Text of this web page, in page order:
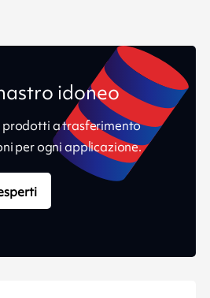
idoneo
prodotti a trasferimento
per ogni applicazione.